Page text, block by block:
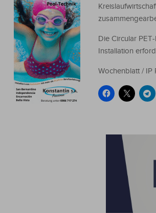
Die Circular
Installation
Wochenblatt / IP